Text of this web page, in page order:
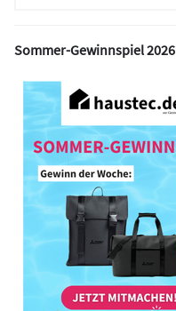
Sommer-Gewinnspiel 2026